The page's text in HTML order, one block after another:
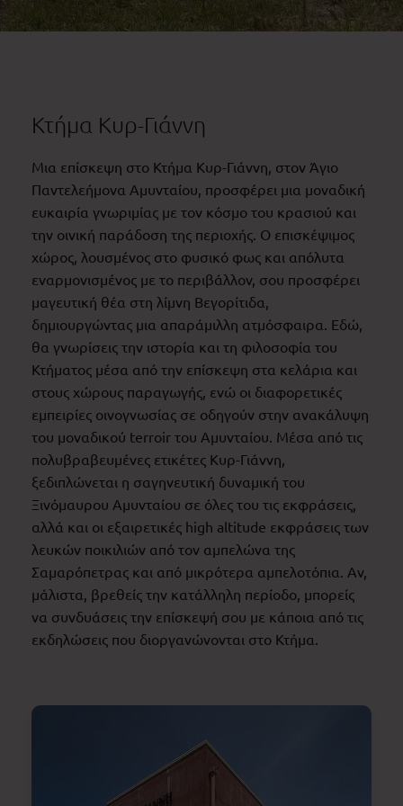
Κτήμα Κυρ-Γιάννη
Μια επίσκεψη στο Κτήμα Κυρ-Γιάννη, στον Άγιο
Παντελεήμονα Αμυνταίου, προσφέρει μια μοναδική
ευκαιρία γνωριμίας με τον κόσμο του κρασιού και
την οινική παράδοση της περιοχής. Ο επισκέψιμος
χώρος, λουσμένος στο φυσικό φως και απόλυτα
εναρμονισμένος με το περιβάλλον, σου προσφέρει
μαγευτική θέα στη λίμνη Βεγορίτιδα,
δημιουργώντας μια απαράμιλλη ατμόσφαιρα. Εδώ,
θα γνωρίσεις την ιστορία και τη φιλοσοφία του
Κτήματος μέσα από την επίσκεψη στα κελάρια και
στους χώρους παραγωγής, ενώ οι διαφορετικές
εμπειρίες οινογνωσίας σε οδηγούν στην ανακάλυψη
του μοναδικού terroir του Αμυνταίου. Μέσα από τις
πολυβραβευμένες ετικέτες Κυρ-Γιάννη,
ξεδιπλώνεται η σαγηνευτική δυναμική του
Ξινόμαυρου Αμυνταίου σε όλες του τις εκφράσεις,
αλλά και οι εξαιρετικές high altitude εκφράσεις των
λευκών ποικιλιών από τον αμπελώνα της
Σαμαρόπετρας και από μικρότερα αμπελοτόπια. Αν,
μάλιστα, βρεθείς την κατάλληλη περίοδο, μπορείς
να συνδυάσεις την επίσκεψή σου με κάποια από τις
εκδηλώσεις που διοργανώνονται στο Κτήμα.